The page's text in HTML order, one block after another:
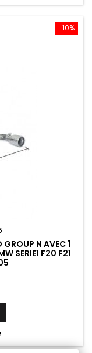
-10%
GROUP N AVEC 1
SERIE1 F20 F21